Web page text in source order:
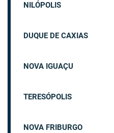
NILÓPOLIS
DUQUE DE CAXIAS
NOVA IGUAÇU
TERESÓPOLIS
NOVA FRIBURGO